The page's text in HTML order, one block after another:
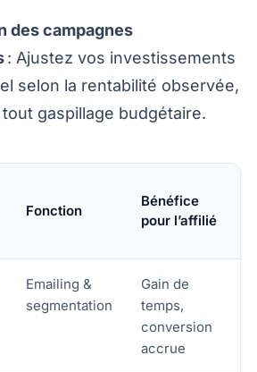
des campagnes
: Ajustez vos investissements
selon la rentabilité observée,
gaspillage budgétaire.
Fonction
Bénéfice
pour l’affilié
Emailing &
segmentation
Gain de
temps,
conversion
accrue